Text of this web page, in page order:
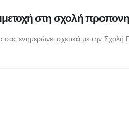
στη σχολή
ενημερώνει σχετικά με την